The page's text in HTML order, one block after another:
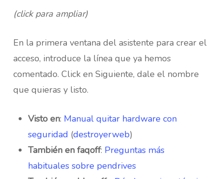
(click para ampliar)
En la primera ventana del asistente para crear el
acceso, introduce la línea que ya hemos
comentado. Click en Siguiente, dale el nombre
que quieras y listo.
Visto en: Manual quitar hardware con
seguridad (destroyerweb)
También en faqoff: Preguntas más
habituales sobre pendrives